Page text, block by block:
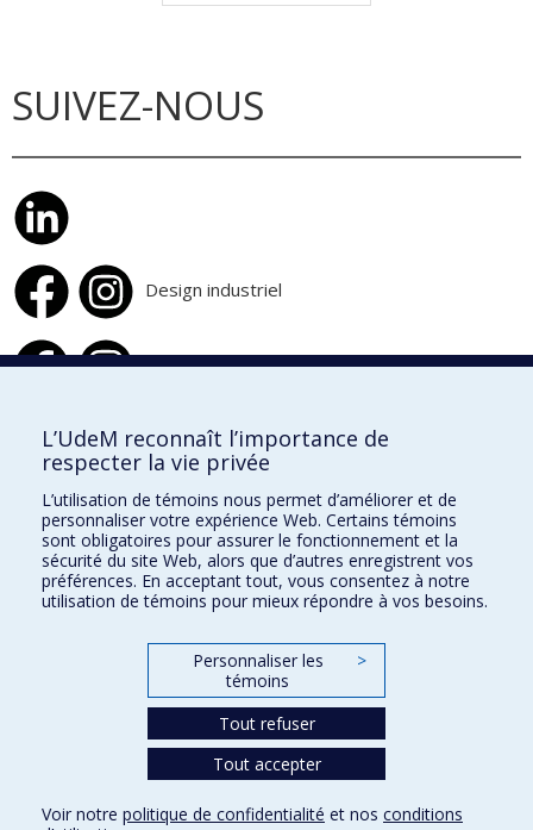
SUIVEZ-NOUS
Design industriel
Design d'intérieur
École de design
École d'architecture
École d'urbanisme et d'architecture de paysage
L’UdeM reconnaît l’importance de
respecter la vie privée
L’utilisation de témoins nous permet d’améliorer et de
personnaliser votre expérience Web. Certains témoins
sont obligatoires pour assurer le fonctionnement et la
sécurité du site Web, alors que d’autres enregistrent vos
préférences. En acceptant tout, vous consentez à notre
utilisation de témoins pour mieux répondre à vos besoins.
Personnaliser les
témoins
>
Tout refuser
Tout accepter
Voir notre politique de confidentialité et nos conditions